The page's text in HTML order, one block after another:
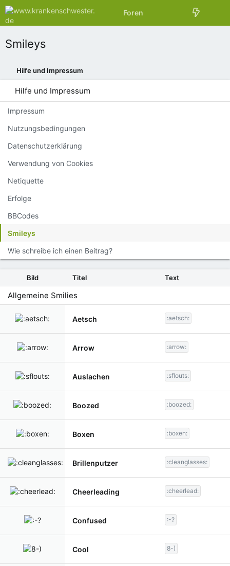
Foren Aktuelles
Smileys
Hilfe und Impressum
Hilfe und Impressum
Impressum
Nutzungsbedingungen
Datenschutzerklärung
Verwendung von Cookies
Netiquette
Erfolge
BBCodes
Smileys
Wie schreibe ich einen Beitrag?
Bild Titel Text
Allgemeine Smilies
Aetsch :aetsch:
Arrow :arrow:
Auslachen :sflouts:
Boozed :boozed:
Boxen :boxen:
Brillenputzer :cleanglasses:
Cheerleading :cheerlead:
Confused :-?
Cool 8-)